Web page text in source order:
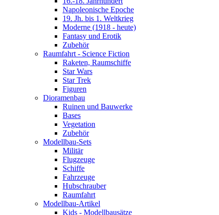
Napoleonische Epoche
19. Jh. bis 1. Weltkrieg
Moderne (1918 - heute)
Fantasy und Erotik
Zubehör
Raumfahrt - Science Fiction
Raketen, Raumschiffe
Star Wars
Star Trek
Figuren
Dioramenbau
Ruinen und Bauwerke
Bases
Vegetation
Zubehör
Modellbau-Sets
Militär
Flugzeuge
Schiffe
Fahrzeuge
Hubschrauber
Raumfahrt
Modellbau-Artikel
Kids - Modellbausätze